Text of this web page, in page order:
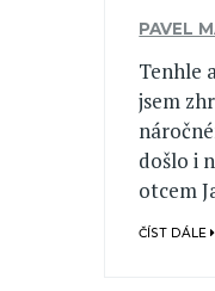
PAVEL
Tenhle
jsem
došlo i
otcem
ČÍST DÁLE